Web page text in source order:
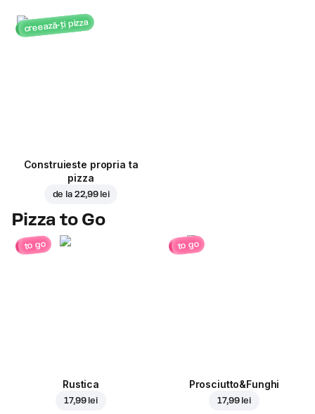
creează-ți pizza
Construieste propria ta
pizza
de la 22,99 lei
Pizza to Go
to go
Rustica
17,99 lei
to go
Prosciutto&Funghi
17,99 lei